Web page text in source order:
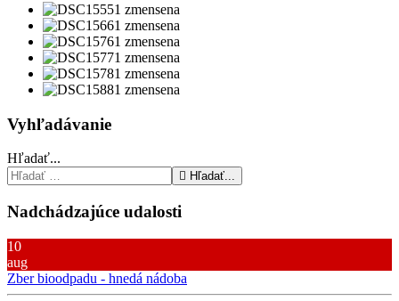
Vyhľadávanie
Hľadať...
Hľadať...
Nadchádzajúce udalosti
10
aug
Zber bioodpadu - hnedá nádoba